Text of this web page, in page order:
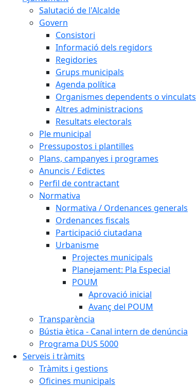
Salutació de l'Alcalde
Govern
Consistori
Informació dels regidors
Regidories
Grups municipals
Agenda política
Organismes dependents o vinculats
Altres administracions
Resultats electorals
Ple municipal
Pressupostos i plantilles
Plans, campanyes i programes
Anuncis / Edictes
Perfil de contractant
Normativa
Normativa / Ordenances generals
Ordenances fiscals
Participació ciutadana
Urbanisme
Projectes municipals
Planejament: Pla Especial
POUM
Aprovació inicial
Avanç del POUM
Transparència
Bústia ètica - Canal intern de denúncia
Programa DUS 5000
Serveis i tràmits
Tràmits i gestions
Oficines municipals